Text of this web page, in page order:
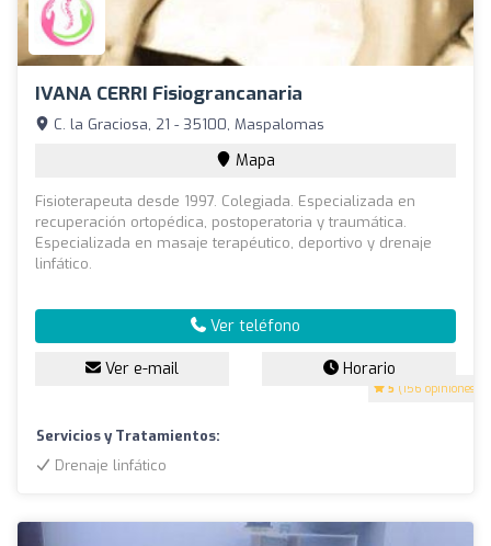
IVANA CERRI Fisiograncanaria
5 (156 opiniones)
C. la Graciosa, 21 - 35100, Maspalomas
Mapa
Fisioterapeuta desde 1997. Colegiada. Especializada en
recuperación ortopédica, postoperatoria y traumática.
Especializada en masaje terapéutico, deportivo y drenaje
linfático.
Ver teléfono
Ver e-mail Horario
Servicios y Tratamientos:
Drenaje linfático